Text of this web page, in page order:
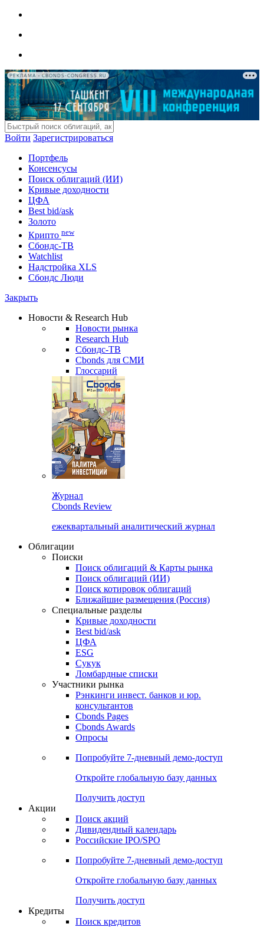
РЕКЛАМА • CBONDS-CONGRESS.RU
Войти Зарегистрироваться
Портфель
Консенсусы
Поиск облигаций (ИИ)
Кривые доходности
ЦФА
Best bid/ask
Золото
Крипто new
Сбондс-ТВ
Watchlist
Надстройка XLS
Сбондс Люди
Закрыть
Новости & Research Hub
Новости рынка
Research Hub
Сбондс-ТВ
Cbonds для СМИ
Глоссарий
Журнал
Cbonds Review
ежеквартальный аналитический журнал
Облигации
Поиски
Поиск облигаций & Карты рынка
Поиск облигаций (ИИ)
Поиск котировок облигаций
Ближайшие размещения (Россия)
Специальные разделы
Кривые доходности
Best bid/ask
ЦФА
ESG
Сукук
Ломбардные списки
Участники рынка
Рэнкинги инвест. банков и юр.
консультантов
Cbonds Pages
Cbonds Awards
Опросы
Попробуйте 7-дневный демо-доступ
Откройте глобальную базу данных
Получить доступ
Акции
Поиск акций
Дивидендный календарь
Российские IPO/SPO
Попробуйте 7-дневный демо-доступ
Откройте глобальную базу данных
Получить доступ
Кредиты
Поиск кредитов